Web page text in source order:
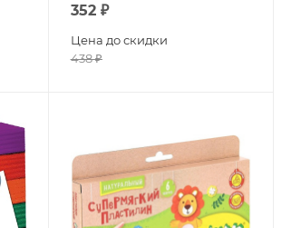
352₽
Цена до скидки
438₽